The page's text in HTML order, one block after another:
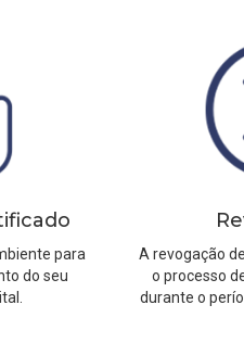
para
do seu
A revogação
o processo
durante o